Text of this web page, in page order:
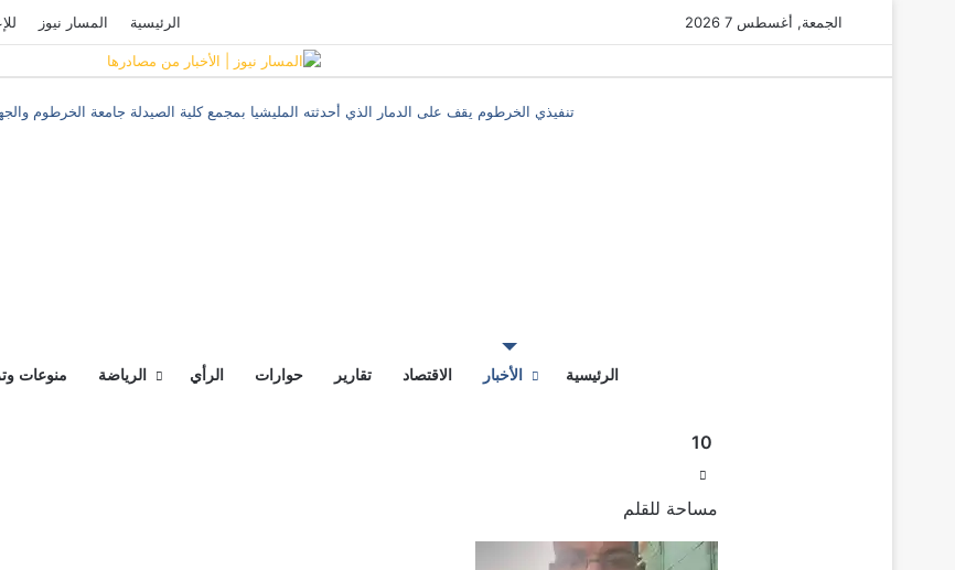
الجمعة, أغسطس 7 2026 ‫YouTubeتسجيل الدخول
الرئيسية المسار نيوز
تنفيذي الخرطوم يقف على الدمار الذي أحدثته المليشيا بمجمع كلية الصيدلة جامعة الخرطوم
التاليالرئيسية الأخبار الاقتصاد تقارير حوارات الرأي الرياضة منوعات
10
مساحة للقلم